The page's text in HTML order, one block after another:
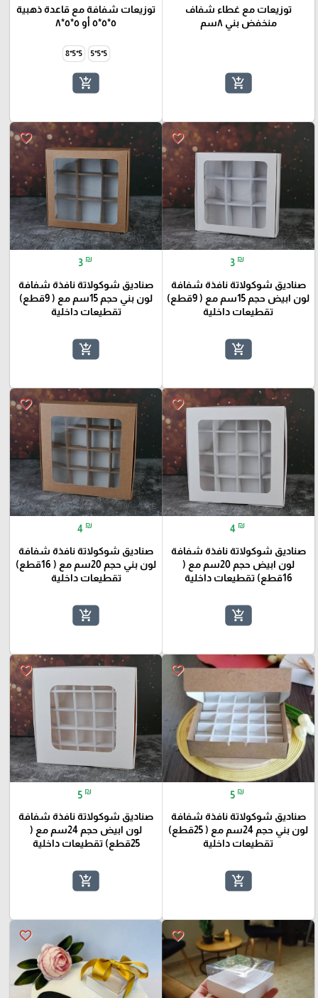
توزيعات مع غطاء شفاف
منخفض بني ٨سم
add_shopping_cart
توزيعات شفافة مع قاعدة ذهبية
٥*٥*٥ أو ٥*٥*٨
5*5*5
5*5*8
add_shopping_cart
favorite_border
3 ₪
صناديق شوكولاتة نافذة شفافة
لون ابيض حجم 15سم مع ( 9قطع)
تقطيعات داخلية
add_shopping_cart
favorite_border
3 ₪
صناديق شوكولاتة نافذة شفافة
لون بني حجم 15سم مع ( 9قطع)
تقطيعات داخلية
add_shopping_cart
favorite_border
4 ₪
صناديق شوكولاتة نافذة شفافة
لون ابيض حجم 20سم مع (
16قطع) تقطيعات داخلية
add_shopping_cart
favorite_border
4 ₪
صناديق شوكولاتة نافذة شفافة
لون بني حجم 20سم مع ( 16قطع)
تقطيعات داخلية
add_shopping_cart
favorite_border
5 ₪
صناديق شوكولاتة نافذة شفافة
لون بني حجم 24سم مع ( 25قطع)
تقطيعات داخلية
add_shopping_cart
favorite_border
5 ₪
صناديق شوكولاتة نافذة شفافة
لون ابيض حجم 24سم مع (
25قطع) تقطيعات داخلية
add_shopping_cart
favorite_border
favorite_border